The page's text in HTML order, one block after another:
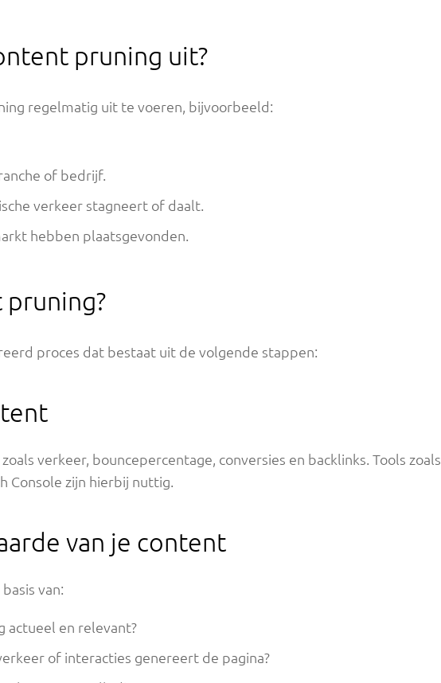
pruning uit?
regelmatig uit te voeren, bijvoorbeeld:
of bedrijf.
verkeer stagneert of daalt.
hebben plaatsgevonden.
proces dat bestaat uit de volgende stappen:
verkeer, bouncepercentage, conversies en backlinks. Tools zoals
Console zijn hierbij nuttig.
van je content
van:
actueel en relevant?
of interacties genereert de pagina?